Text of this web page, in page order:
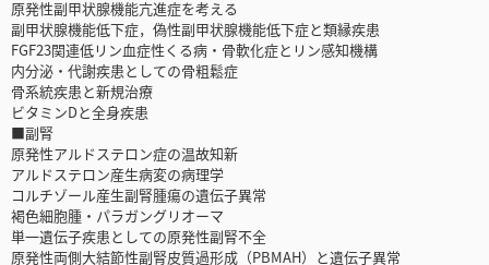
原発性副甲状腺機能亢進症を考える
副甲状腺機能低下症，偽性副甲状腺機能低下症と類縁疾患
FGF23関連低リン血症性くる病・骨軟化症とリン感知機構
内分泌・代謝疾患としての骨粗鬆症
骨系統疾患と新規治療
ビタミンDと全身疾患
■副腎
原発性アルドステロン症の温故知新
アルドステロン産生病変の病理学
コルチゾール産生副腎腫瘍の遺伝子異常
褐色細胞腫・パラガングリオーマ
単一遺伝子疾患としての原発性副腎不全
原発性両側大結節性副腎皮質過形成（PBMAH）と遺伝子異常